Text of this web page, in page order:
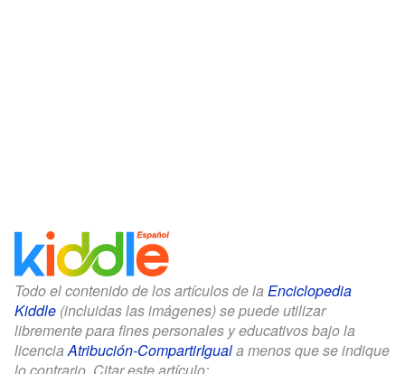
Todo el contenido de los artículos de la Enciclopedia
Kiddle (incluidas las imágenes) se puede utilizar
libremente para fines personales y educativos bajo la
licenciaAtribución-CompartirIguala menos que se indique